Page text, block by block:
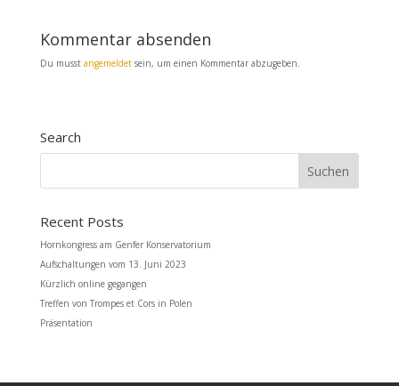
Kommentar absenden
Du musst angemeldetsein, um einen Kommentar abzugeben.
Search
Recent Posts
Hornkongress am Genfer Konservatorium
Aufschaltungen vom 13. Juni 2023
Kürzlich online gegangen
Treffen von Trompes et Cors in Polen
Präsentation